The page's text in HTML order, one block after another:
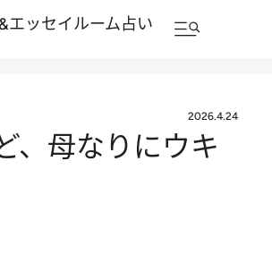
エッセイルーム占い
2026.4.24
、母なりにウキ